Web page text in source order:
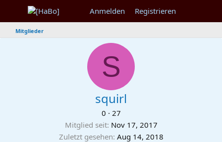
Anmelden Registrieren
Mitglieder
S
squirl
0 · 27
Mitglied seit Nov 17, 2017
Zuletzt gesehen Aug 14, 2018